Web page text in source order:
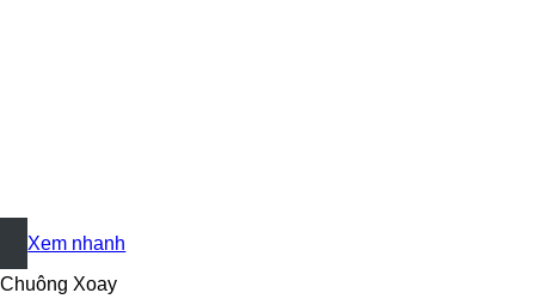
+
Xem nhanh
Chuông Xoay